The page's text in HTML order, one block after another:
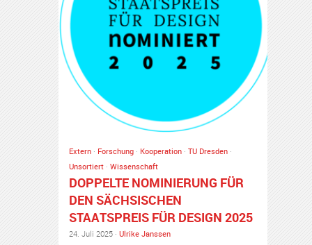
Extern · Forschung · Kooperation · TU Dresden ·
Unsortiert · Wissenschaft
DOPPELTE NOMINIERUNG FÜR
DEN SÄCHSISCHEN
STAATSPREIS FÜR DESIGN 2025
24. Juli 2025 · Ulrike Janssen